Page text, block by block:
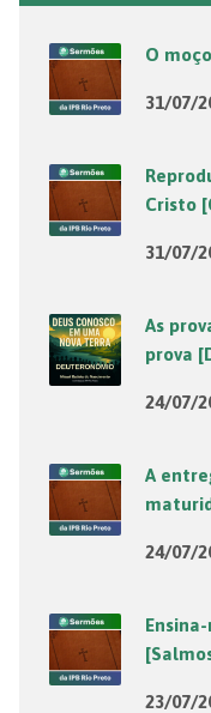
O
31/07/
Cristo
31/07/
As
prova
24/07/
A
24/07/
23/07/